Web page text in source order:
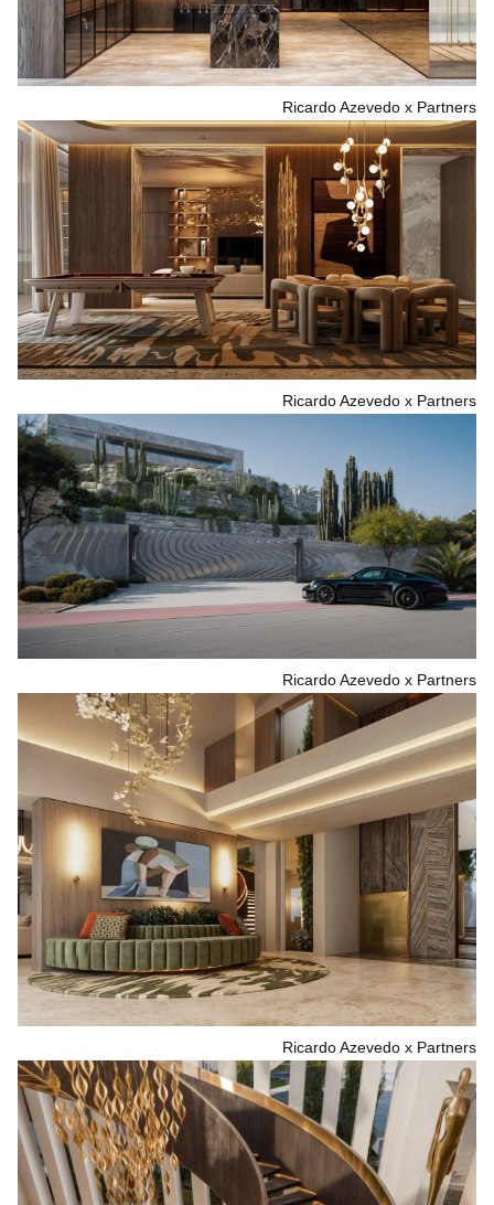
Ricardo Azevedo x Partners
Ricardo Azevedo x Partners
Ricardo Azevedo x Partners
Ricardo Azevedo x Partners